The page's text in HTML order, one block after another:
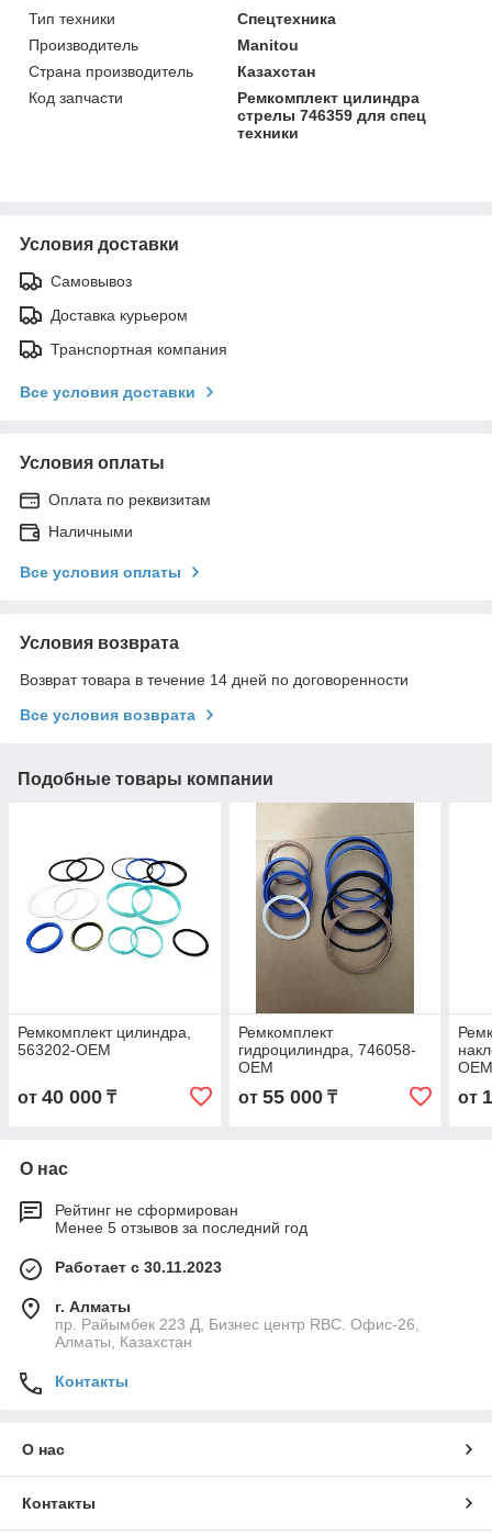
Тип техники
Спецтехника
Производитель
Manitou
Страна производитель
Казахстан
Код запчасти
Ремкомплект цилиндра
стрелы 746359 для спец
техники
Условия доставки
Самовывоз
Доставка курьером
Транспортная компания
Все условия доставки
Условия оплаты
Оплата по реквизитам
Наличными
Все условия оплаты
Условия возврата
Возврат товара в течение 14 дней по договоренности
Все условия возврата
Подобные товары компании
Ремкомплект цилиндра,
563202-OEM
от 40 000 ₸
Ремкомплект
гидроцилиндра, 746058-
OEM
от 55 000₸ от
О нас
Рейтинг не сформирован
Менее 5 отзывов за последний год
Работает с 30.11.2023
г. Алматы
пр. Райымбек 223 Д, Бизнес центр RBC. Офис-26,
Алматы, Казахстан
Контакты
О нас
Контакты